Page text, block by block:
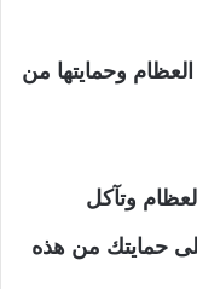
وحمايتها من
وتآكل
حمايتك من هذه